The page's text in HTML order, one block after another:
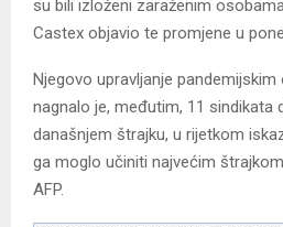
su bili izloženi zaraženim
Castex objavio te promjene u
Njegovo upravljanje
nagnalo je, međutim, 11 sindikata
današnjem štrajku, u rijetkom
ga moglo učiniti najvećim
AFP.